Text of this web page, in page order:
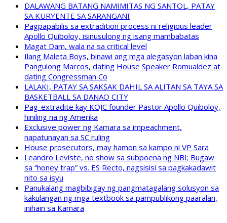
DALAWANG BATANG NAMIMITAS NG SANTOL, PATAY
SA KURYENTE SA SARANGANI
Pagpapabilis sa extradition process ni religious leader
Apollo Quiboloy, isinusulong ng isang mambabatas
Magat Dam, wala na sa critical level
Ilang Maleta Boys, binawi ang mga alegasyon laban kina
Pangulong Marcos, dating House Speaker Romualdez at
dating Congressman Co
LALAKI, PATAY SA SAKSAK DAHIL SA ALITAN SA TAYA SA
BASKETBALL SA DANAO CITY
Pag-extradite kay KOJC founder Pastor Apollo Quiboloy,
hiniling na ng Amerika
Exclusive power ng Kamara sa impeachment,
napatunayan sa SC ruling
House prosecutors, may hamon sa kampo ni VP Sara
Leandro Leviste, no show sa subpoena ng NBI; Bugaw
sa “honey trap” vs. ES Recto, nagsisisi sa pagkakadawit
nito sa isyu
Panukalang magbibigay ng pangmatagalang solusyon sa
kakulangan ng mga textbook sa pampublikong paaralan,
inihain sa Kamara